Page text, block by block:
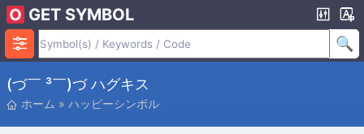
GET SYMBOL
(づ￣ ³￣)づ ハグキス
ホーム » ハッピーシンボル